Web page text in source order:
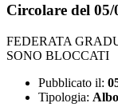
Circolare del 05/
FEDERATA
SONO BLOCCATI
Pubblicato il:
Tipologia: